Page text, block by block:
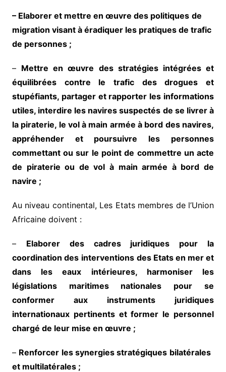
– Elaborer et mettre en œuvre des politiques de
migration visant à éradiquer les pratiques de trafic
de personnes ;
– Mettre en œuvre des stratégies intégrées et
équilibrées contre le trafic des drogues et
stupéfiants, partager et rapporter les informations
utiles, interdire les navires suspectés de se livrer à
la piraterie, le vol à main armée à bord des navires,
appréhender et poursuivre les personnes
commettant ou sur le point de commettre un acte
de piraterie ou de vol à main armée à bord de
navire ;
Au niveau continental, Les Etats membres de l’Union
Africaine doivent :
– Elaborer des cadres juridiques pour la
coordination des interventions des Etats en mer et
dans les eaux intérieures, harmoniser les
législations maritimes nationales pour se
conformer aux instruments juridiques
internationaux pertinents et former le personnel
chargé de leur mise en œuvre ;
– Renforcer les synergies stratégiques bilatérales
et multilatérales ;